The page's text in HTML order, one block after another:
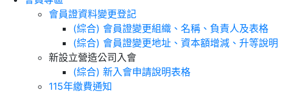
會員證資料變更登記
(綜合) 會員證變更組織、名稱、負責人及表格
(綜合) 會員證變更地址、資本額增減、升等說明
新設立營造公司入會
(綜合) 新入會申請說明表格
115年繳費通知